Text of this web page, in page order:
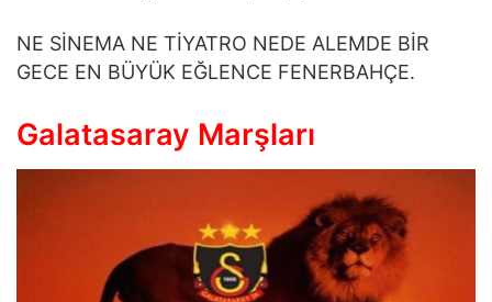
NE SİNEMA NE TİYATRO NEDE ALEMDE BİR
GECE EN BÜYÜK EĞLENCE FENERBAHÇE.
Galatasaray Marşları